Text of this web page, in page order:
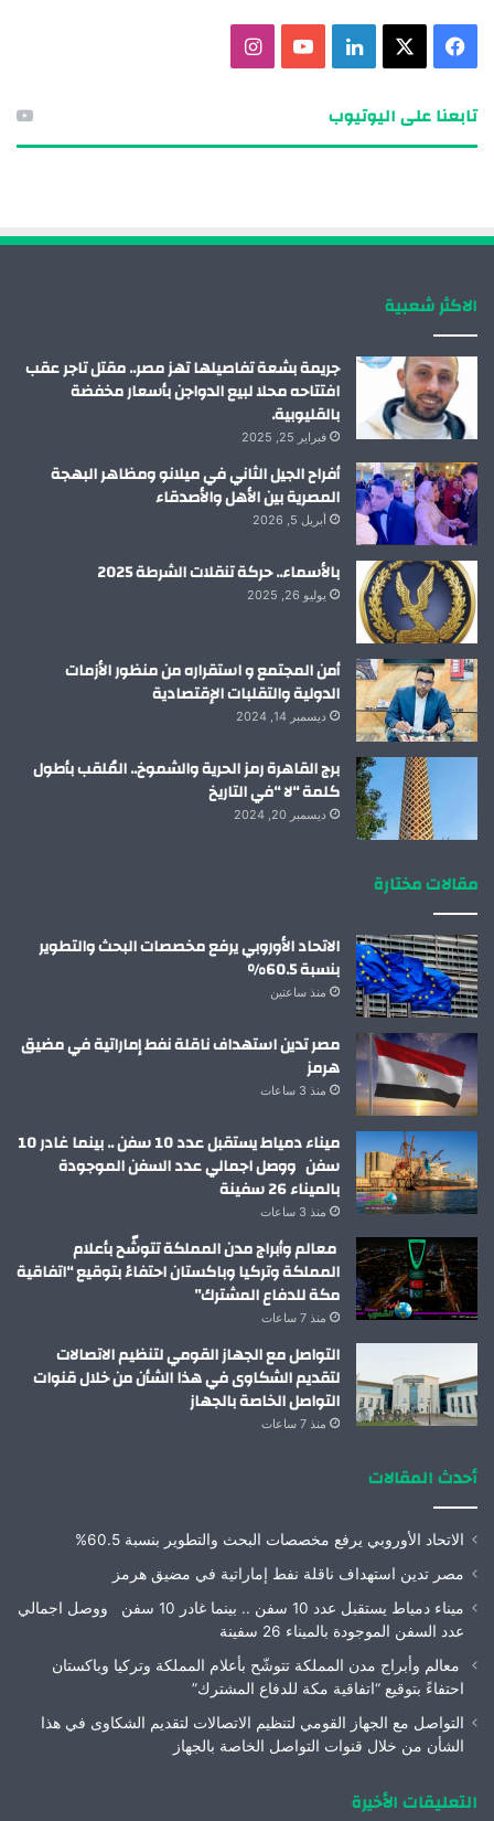
م
تابعنا على اليوتيوب
الاكثر شعبية
جريمة بشعة تفاصيلها تهز مصر.. مقتل تاجر عقب
افتتاحه محلا لبيع الدواجن بأسعار مخفضة
بالقليوبية.
فبراير 25, 2025
أفراح الجيل الثاني في ميلانو ومظاهر البهجة
المصرية بين الأهل والأصدقاء
أبريل 5, 2026
بالأسماء.. حركة تنقلات الشرطة 2025
يوليو 26, 2025
أمن المجتمع و استقراره من منظور الأزمات
الدولية والتقلبات الإقتصادية
ديسمبر 14, 2024
برج القاهرة رمز الحرية والشموخ.. المُلقب بأطول
كلمة “لا “في التاريخ
ديسمبر 20, 2024
مقالات مختارة
الاتحاد الأوروبي يرفع مخصصات البحث والتطوير
بنسبة 60.5%
منذ ساعتين
مصر تدين استهداف ناقلة نفط إماراتية في مضيق
هرمز
منذ 3 ساعات
ميناء دمياط يستقبل عدد 10 سفن .. بينما غادر 10
سفن ووصل اجمالي عدد السفن الموجودة
بالميناء 26 سفينة
منذ 3 ساعات
معالم وأبراج مدن المملكة تتوشّح بأعلام
المملكة وتركيا وباكستان احتفاءً بتوقيع “اتفاقية
مكة للدفاع المشترك”
منذ 7 ساعات
التواصل مع الجهاز القومي لتنظيم الاتصالات
لتقديم الشكاوى في هذا الشأن من خلال قنوات
التواصل الخاصة بالجهاز
منذ 7 ساعات
أحدث المقالات
الاتحاد الأوروبي يرفع مخصصات البحث والتطوير بنسبة 60.5%
مصر تدين استهداف ناقلة نفط إماراتية في مضيق هرمز
ميناء دمياط يستقبل عدد 10 سفن .. بينما غادر 10 سفن ووصل اجمالي
عدد السفن الموجودة بالميناء 26 سفينة
معالم وأبراج مدن المملكة تتوشّح بأعلام المملكة وتركيا وباكستان
احتفاءً بتوقيع “اتفاقية مكة للدفاع المشترك”
التواصل مع الجهاز القومي لتنظيم الاتصالات لتقديم الشكاوى في هذا
الشأن من خلال قنوات التواصل الخاصة بالجهاز
التعليقات الأخيرة